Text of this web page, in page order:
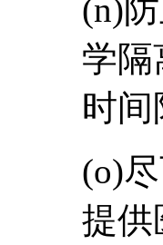
(n)
学隔
时
(o)
提供